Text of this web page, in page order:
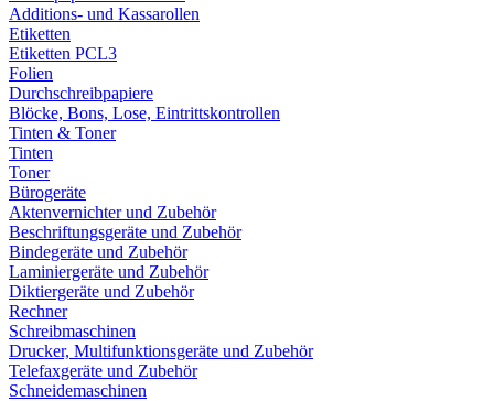
Additions- und Kassarollen
Etiketten
Etiketten PCL3
Folien
Durchschreibpapiere
Blöcke, Bons, Lose, Eintrittskontrollen
Tinten & Toner
Tinten
Toner
Bürogeräte
Aktenvernichter und Zubehör
Beschriftungsgeräte und Zubehör
Bindegeräte und Zubehör
Laminiergeräte und Zubehör
Diktiergeräte und Zubehör
Rechner
Schreibmaschinen
Drucker, Multifunktionsgeräte und Zubehör
Telefaxgeräte und Zubehör
Schneidemaschinen